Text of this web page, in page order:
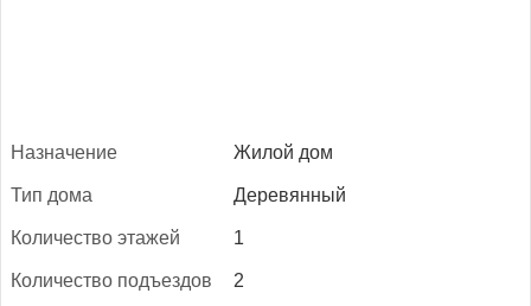
Наз­на­чение Жилой дом
Тип до­ма Деревянный
Ко­личес­тво эта­жей 1
Ко­личес­тво подъ­ез­дов 2